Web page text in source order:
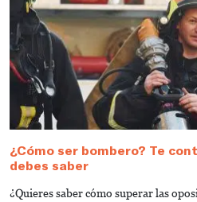
¿Cómo ser bombero? Te
debes saber
¿Quieres saber cómo superar las